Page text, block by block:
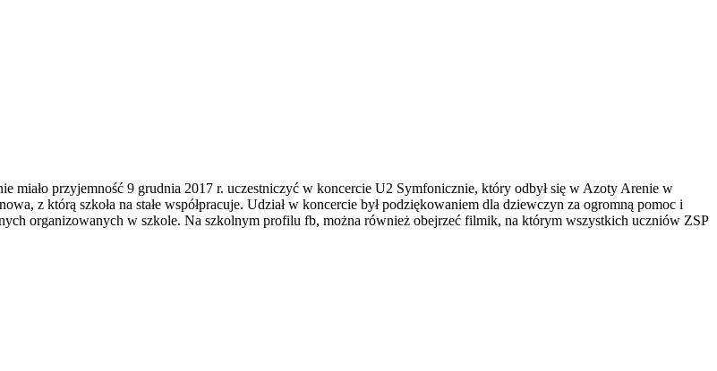
miało przyjemność 9 grudnia 2017 r. uczestniczyć w koncercie U2 Symfonicznie, który odbył się w Azoty Arenie w
z którą szkoła na stałe współpracuje. Udział w koncercie był podziękowaniem dla dziewczyn za ogromną pomoc i
organizowanych w szkole. Na szkolnym profilu fb, można również obejrzeć filmik, na którym wszystkich uczniów ZSP